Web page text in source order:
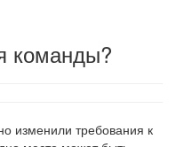
команды?
изменили требования к